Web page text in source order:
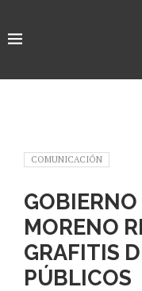
COMUNICACIÓN
GOBIERNO
MORENO
GRAFITIS
PÚBLICOS